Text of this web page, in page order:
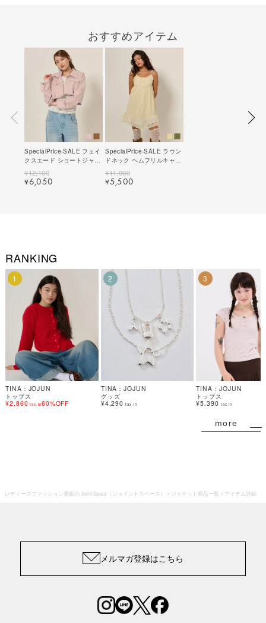
おすすめアイテム
SpecialPrice-SALE フェイ
クスエード ショートジャケ
｜tnj211-0992【3】
¥12,100
¥6,050
SpecialPrice-SALE ラウン
ドネック ヘムフリルキャミ
全2色｜tnj311-1002【4】
¥11,000
¥5,500
RANKING
1
TINA：JOJUN
トップス
¥2,860 tax in60%OFF
2
TINA：JOJUN
グッズ
¥4,290 tax in
3
TINA：JOJUN
トップス
¥5,390 tax in
more
レディースファッション通販の Joint Space（ジョイントスペース） ジャケット商品一覧 アイテム詳細
メルマガ登録はこちら